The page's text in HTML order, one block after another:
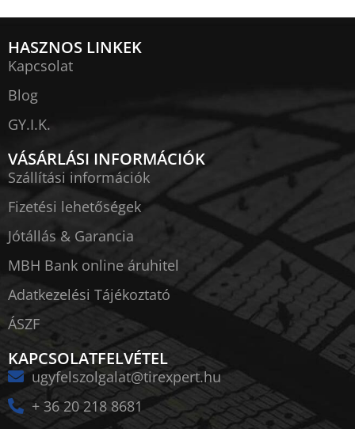
HASZNOS LINKEK
Kapcsolat
Blog
GY.I.K.
VÁSÁRLÁSI INFORMÁCIÓK
Szállítási információk
Fizetési lehetőségek
Jótállás & Garancia
MBH Bank online áruhitel
Adatkezelési Tájékoztató
ÁSZF
KAPCSOLATFELVÉTEL
ugyfelszolgalat@tirexpert.hu
+ 36 20 218 8681